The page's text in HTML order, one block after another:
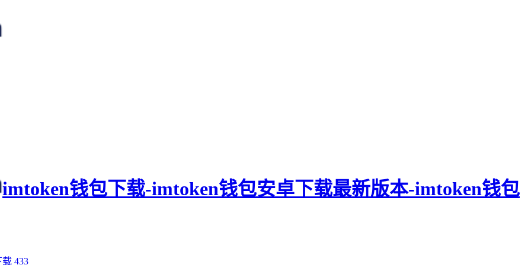
imtoken钱包下载-imtoken钱包安卓下载最新版本-imtoken钱包
载 433